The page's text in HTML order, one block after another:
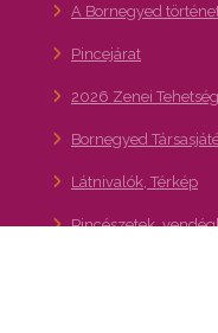
A Bornegyed
Pincejárat
2026 Zenei
Bornegyed
Látnivalók, Térkép
Pincészetek,